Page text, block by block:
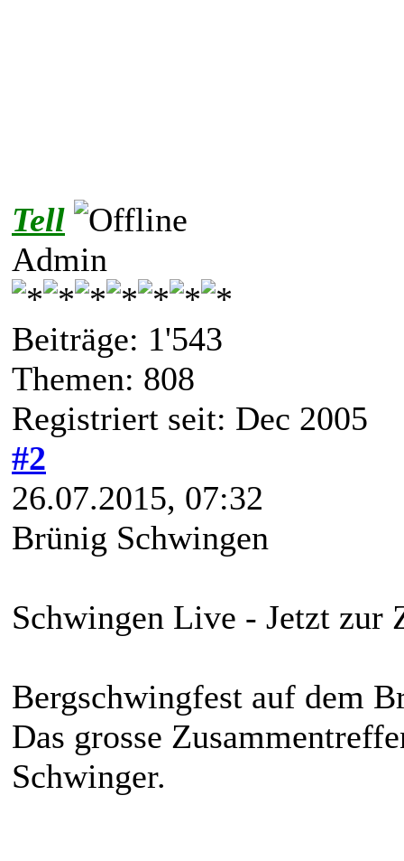
Tell
Admin
Beiträge: 1'543
Themen: 808
Registriert seit: Dec 2005
#2
26.07.2015, 07:32
Brünig Schwingen
Schwingen Live - Jetzt zur
Bergschwingfest auf dem
Das grosse
Schwinger.